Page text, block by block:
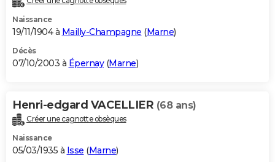
Naissance
19/11/1904 à Mailly-Champagne (Marne)
Décès
07/10/2003 à Épernay(Marne)
Henri-edgard VACELLIER (68 ans)
Créer une cagnotte obsèques
Naissance
05/03/1935 à Isse (Marne)